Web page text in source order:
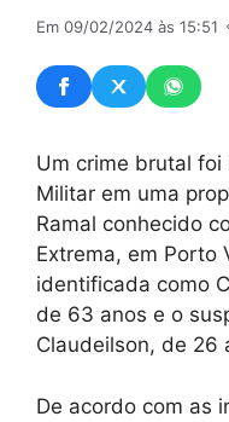
Em 09/02/2024 às 15:51
Um crime brutal foi
Militar em uma
Ramal conhecido
Extrema, em Porto
identificada como
de 63 anos e o
Claudeilson, de 26
De acordo com as